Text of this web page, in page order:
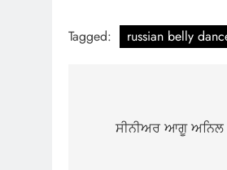
Tagged: russian belly
navigation
ਸੀਨੀਅਰ ਆਗੂ ਅਨਿਲ